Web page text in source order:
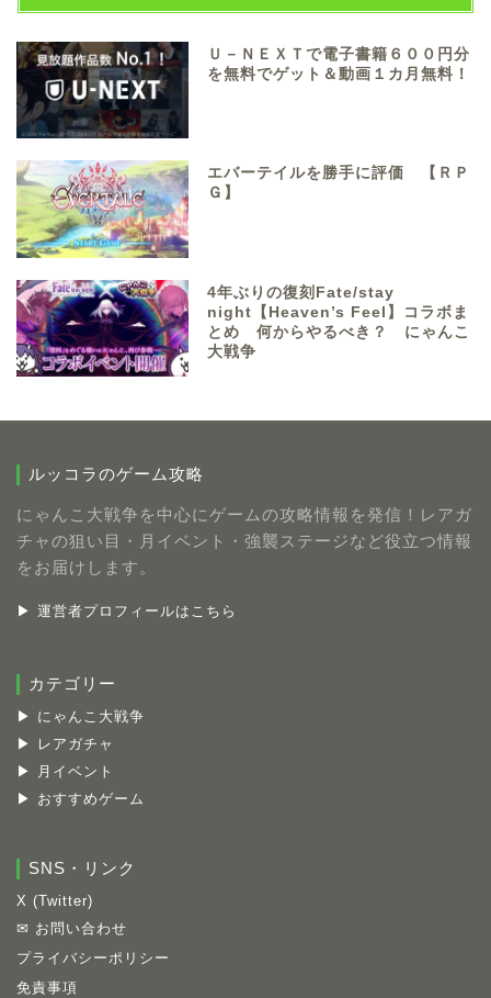
Ｕ－ＮＥＸＴで電子書籍６００円分
を無料でゲット＆動画１カ月無料！
エバーテイルを勝手に評価 【ＲＰ
Ｇ】
4年ぶりの復刻Fate/stay
night【Heaven’s Feel】コラボま
とめ 何からやるべき？ にゃんこ
大戦争
ルッコラのゲーム攻略
にゃんこ大戦争を中心にゲームの攻略情報を発信！レアガ
チャの狙い目・月イベント・強襲ステージなど役立つ情報
をお届けします。
▶ 運営者プロフィールはこちら
カテゴリー
▶ にゃんこ大戦争
▶ レアガチャ
▶ 月イベント
▶ おすすめゲーム
SNS・リンク
X (Twitter)
✉ お問い合わせ
プライバシーポリシー
免責事項